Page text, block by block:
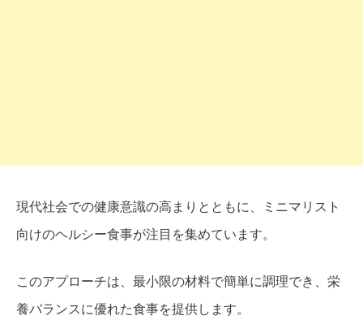
現代社会での健康意識の高まりとともに、ミニマリスト
向けのヘルシー食事が注目を集めています。
このアプローチは、最小限の材料で簡単に調理でき、栄
養バランスに優れた食事を提供します。